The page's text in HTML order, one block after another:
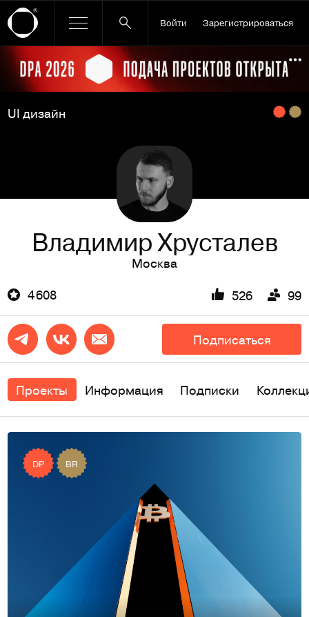
Войти Зарегистрироваться
Ссылка баннера
UI дизайн
Владимир Хрусталев
Москва
4 608
526 99
Подписаться
Проекты Информация Подписки
DP BR